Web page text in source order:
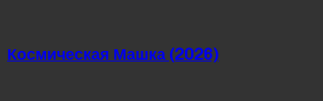
Космическая Машка (2026)